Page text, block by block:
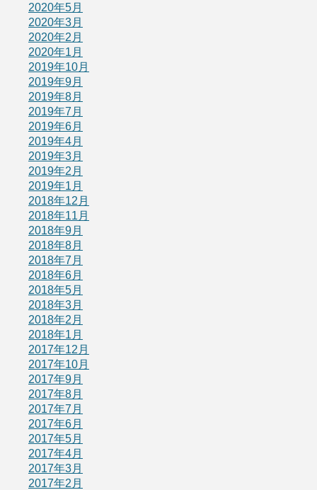
2020年5月
2020年3月
2020年2月
2020年1月
2019年10月
2019年9月
2019年8月
2019年7月
2019年6月
2019年4月
2019年3月
2019年2月
2019年1月
2018年12月
2018年11月
2018年9月
2018年8月
2018年7月
2018年6月
2018年5月
2018年3月
2018年2月
2018年1月
2017年12月
2017年10月
2017年9月
2017年8月
2017年7月
2017年6月
2017年5月
2017年4月
2017年3月
2017年2月